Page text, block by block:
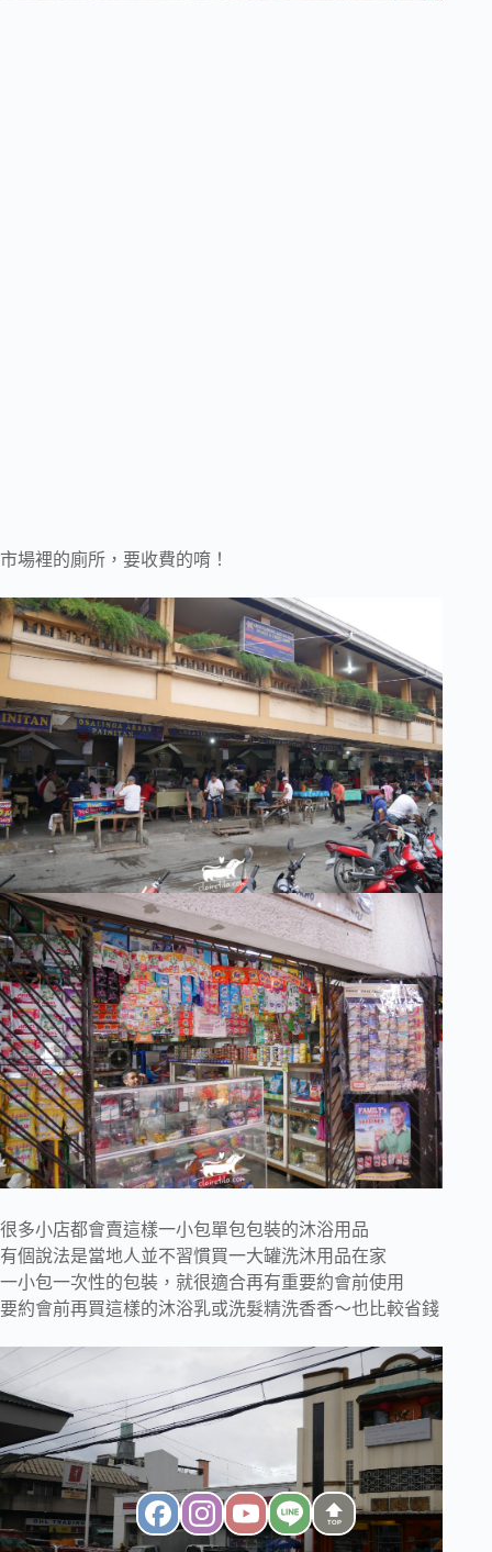
市場裡的廁所，要收費的唷！
很多小店都會賣這樣一小包單包包裝的沐浴用品
有個說法是當地人並不習慣買一大罐洗沐用品在家
一小包一次性的包裝，就很適合再有重要約會前使用
要約會前再買這樣的沐浴乳或洗髮精洗香香～也比較省錢
TOP